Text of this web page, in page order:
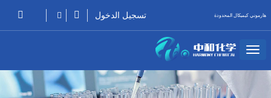
تسجيل الدخول هارموني كيميكال المحدودة